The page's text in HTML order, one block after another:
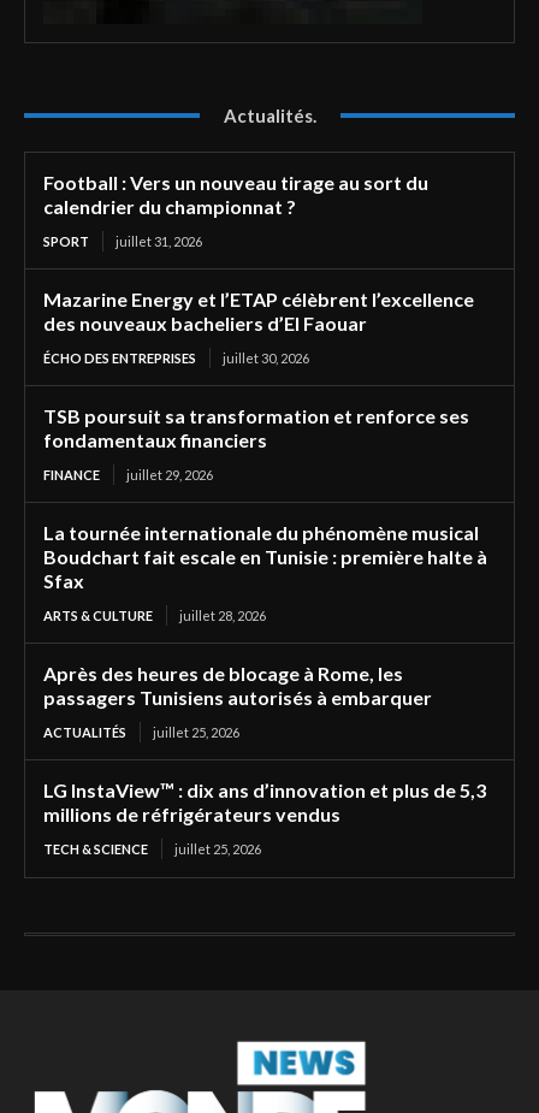
Actualités.
Football : Vers un nouveau tirage au sort du
calendrier du championnat ?
SPORT juillet 31, 2026
Mazarine Energy et l’ETAP célèbrent l’excellence
des nouveaux bacheliers d’El Faouar
ÉCHO DES ENTREPRISES juillet 30, 2026
TSB poursuit sa transformation et renforce ses
fondamentaux financiers
FINANCE juillet 29, 2026
La tournée internationale du phénomène musical
Boudchart fait escale en Tunisie : première halte à
Sfax
ARTS & CULTURE juillet 28, 2026
Après des heures de blocage à Rome, les
passagers Tunisiens autorisés à embarquer
ACTUALITÉS juillet 25, 2026
LG InstaView™ : dix ans d’innovation et plus de 5,3
millions de réfrigérateurs vendus
TECH & SCIENCE juillet 25, 2026